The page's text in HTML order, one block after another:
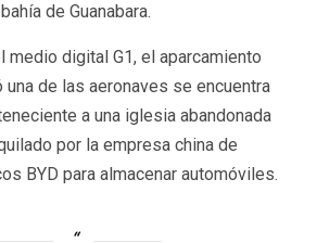
de Guanabara.
medio digital G1, el aparcamiento
de las aeronaves se encuentra
a una iglesia abandonada
por la empresa china de
BYD para almacenar automóviles.